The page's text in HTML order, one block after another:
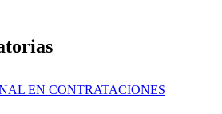
EN CONTRATACIONES